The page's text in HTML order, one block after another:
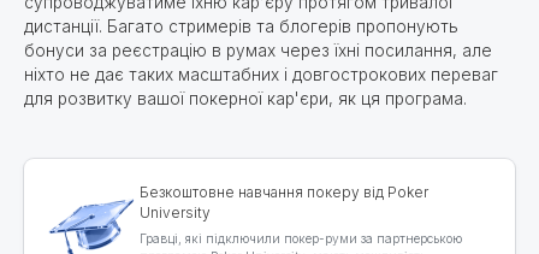
дистанції. Багато стримерів та блогерів пропонують
бонуси за реєстрацію в румах через їхні посилання, але
ніхто не дає таких масштабних і довгострокових переваг
для розвитку вашої покерної кар'єри, як ця програма.
Безкоштовне навчання покеру від Poker
University
Гравці, які підключили покер-руми за партнерською